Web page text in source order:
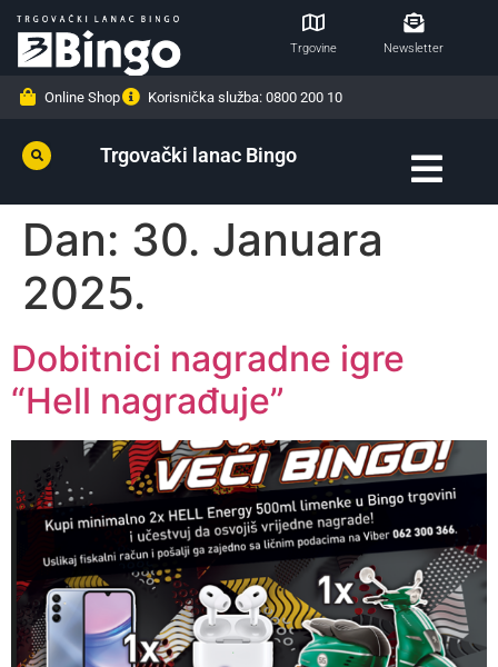
Trgovine Newsletter
Online Shop Korisnička služba: 0800 200 10
Trgovački lanac Bingo
Dan: 30. Januara
2025.
Dobitnici nagradne igre
“Hell nagrađuje”